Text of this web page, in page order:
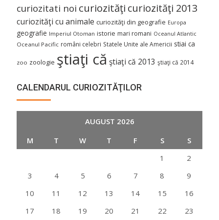
curiozitati noi curiozităţi curiozităţi 2013
curiozităţi cu animale curiozităţi din geografie Europa
geografie Imperiul Otoman istorie mari romani Oceanul Atlantic
Oceanul Pacific români celebri Statele Unite ale Americii stiai ca
zoo zoologie ştiaţi că ştiaţi că 2013 ştiaţi că 2014
CALENDARUL CURIOZITĂŢILOR
AUGUST 2026
M
T W T F S
S
1
2
3
4 5 6 7 8
9
10
11 12 13 14 15
16
17
18 19 20 21 22 23